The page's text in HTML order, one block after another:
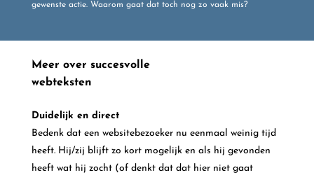
gewenste actie. Waarom gaat dat toch nog zo vaak mis?
Meer over succesvolle
webteksten
Duidelijk en direct
Bedenk dat een websitebezoeker nu eenmaal weinig tijd
heeft. Hij/zij blijft zo kort mogelijk en als hij gevonden
heeft wat hij zocht (of denkt dat dat hier niet gaat